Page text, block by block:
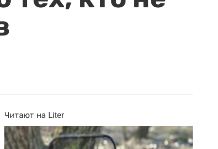
Читают на Liter